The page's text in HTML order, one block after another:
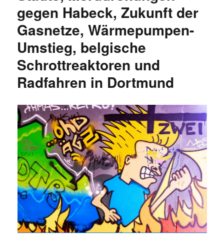
gegen Habeck, Zukunft der
Gasnetze, Wärmepumpen-
Umstieg, belgische
Schrottreaktoren und
Radfahren in Dortmund